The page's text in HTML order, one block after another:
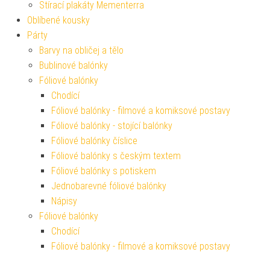
Stírací plakáty Mementerra
Oblíbené kousky
Párty
Barvy na obličej a tělo
Bublinové balónky
Fóliové balónky
Chodící
Fóliové balónky - filmové a komiksové postavy
Fóliové balónky - stojící balónky
Fóliové balónky číslice
Fóliové balónky s českým textem
Fóliové balónky s potiskem
Jednobarevné fóliové balónky
Nápisy
Fóliové balónky
Chodící
Fóliové balónky - filmové a komiksové postavy